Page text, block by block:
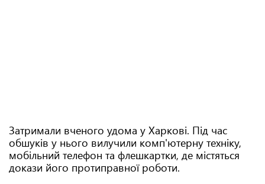
Затримали вченого удома у Харкові. Під час
обшуків у нього вилучили комп'ютерну техніку,
мобільний телефон та флешкартки, де містяться
докази його протиправної роботи.